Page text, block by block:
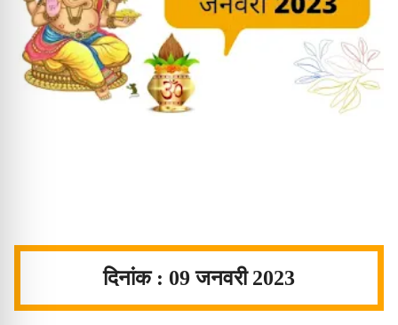
दिनांक : 09जनवरी 2023